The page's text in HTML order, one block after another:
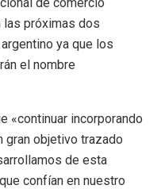
las próximas dos
ya que los
el nombre
«continuar incorporando
gran objetivo trazado
de esta
confían en nuestro